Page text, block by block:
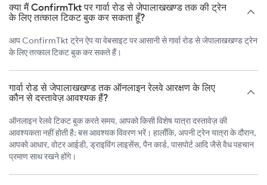
क्या मैं ConfirmTkt पर गार्वा रोड से जेपालाखखण्ड तक की ट्रेन
के लिए तत्काल टिकट बुक कर सकता हूँ?
आप ConfirmTkt ट्रेन ऐप या वेबसाइट पर आसानी से गार्वा रोड से जेपालाखखण्ड ट्रेन
के लिए तत्काल टिकट बुक कर सकते हैं।
गार्वा रोड से जेपालाखखण्ड तक ऑनलाइन रेलवे आरक्षण के लिए
कौन से दस्तावेज़ आवश्यक हैं?
ऑनलाइन रेलवे टिकट बुक करते समय, आपको किसी विशेष यात्रा दस्तावेज़ की
आवश्यकता नहीं होती है; बस आवश्यक विवरण भरें। हालाँकि, अपनी ट्रेन यात्रा के दौरान,
आपको आधार, वोटर आईडी, ड्राइविंग लाइसेंस, पैन कार्ड, पासपोर्ट आदि जैसे वैध पहचान
प्रमाण साथ रखने होंगे।